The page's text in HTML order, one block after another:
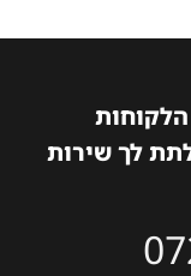
לך שירות